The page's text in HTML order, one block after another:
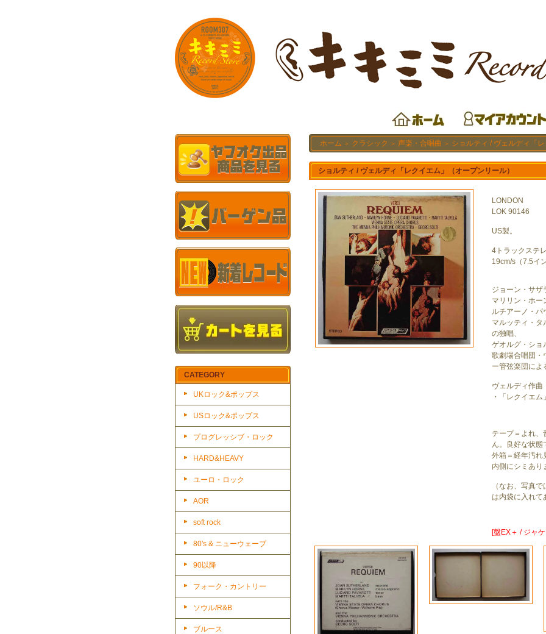
CATEGORY
UKロック&ポップス
USロック&ポップス
プログレッシブ・ロック
HARD&HEAVY
ユーロ・ロック
AOR
soft rock
80's & ニューウェーブ
90以降
フォーク・カントリー
ソウル/R&B
ブルース
ホーム ＞ クラシック ＞ 声楽・合唱曲 ＞ ショルティ / ヴェルディ「
ショルティ / ヴェルディ「レクイエム」（オープンリール）
LONDON
LOK 90146
US製。
4トラックステレ
19cm/s（7.5イ
ジョーン・サザ
マリリン・ホー
ルチアーノ・パ
マルッティ・タ
の独唱、
ゲオルグ・ショ
歌劇場合唱団・
ー管弦楽団によ
ヴェルディ作曲
・「レクイエム」
テープ＝よれ、
ん。良好な状態
外箱＝経年汚れ
内側にシミあり
（なお、写真
は内袋に入れて
[盤EX＋ / ジャ